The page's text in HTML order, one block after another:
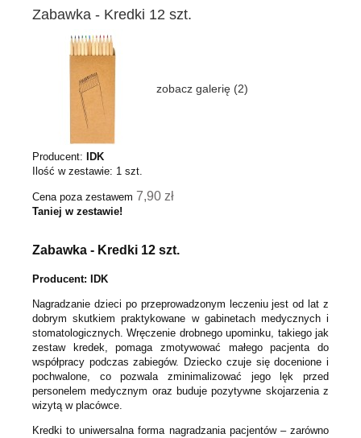
Zabawka - Kredki 12 szt.
zobacz galerię (2)
Producent:
IDK
Ilość w zestawie: 1 szt.
Cena poza zestawem 7,90 zł
Taniej w zestawie!
Zabawka - Kredki 12 szt.
Producent: IDK
Nagradzanie dzieci po przeprowadzonym leczeniu jest od lat z
dobrym skutkiem praktykowane w gabinetach medycznych i
stomatologicznych. Wręczenie drobnego upominku, takiego jak
zestaw kredek, pomaga zmotywować małego pacjenta do
współpracy podczas zabiegów. Dziecko czuje się docenione i
pochwalone, co pozwala zminimalizować jego lęk przed
personelem medycznym oraz buduje pozytywne skojarzenia z
wizytą w placówce.
Kredki to uniwersalna forma nagradzania pacjentów – zarówno